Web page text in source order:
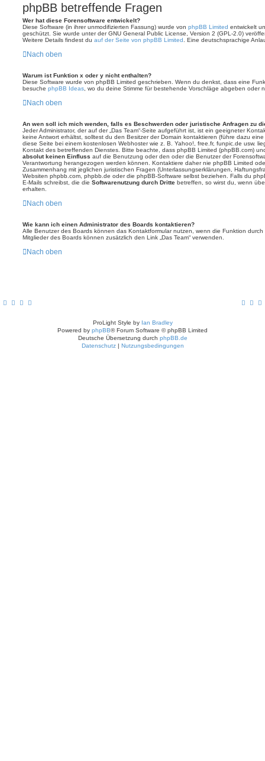
phpBB betreffende Fragen
Wer hat diese Forensoftware entwickelt?
Diese Software (in ihrer unmodifizierten Fassung) wurde von phpBB Limited entwickelt
geschützt. Sie wurde unter der GNU General Public License, Version 2 (GPL-2.0)
Weitere Details findest du auf der Seite von phpBB Limited . Eine deutschsprachige
Nach oben
Warum ist Funktion x oder y nicht enthalten?
Diese Software wurde von phpBB Limited geschrieben. Wenn du denkst, dass eine
besuche phpBB Ideas , wo du deine Stimme für bestehende Vorschläge abgeben oder
Nach oben
An wen soll ich mich wenden, falls es Beschwerden oder juristische Anfragen zu
Jeder Administrator, der auf der „Das Team“-Seite aufgeführt ist, ist ein geeigneter
keine Antwort erhältst, solltest du den Besitzer der Domain kontaktieren (führe dazu eine
diese Seite bei einem kostenlosen Webhoster wie z. B. Yahoo!, free.fr, funpic.de usw.
Kontakt des betreffenden Dienstes. Bitte beachte, dass phpBB Limited (phpBB.com)
absolut keinen Einfluss auf die Benutzung oder den oder die Benutzer der
Verantwortung herangezogen werden können. Kontaktiere daher nie phpBB Limited
Zusammenhang mit jeglichen juristischen Fragen (Unterlassungserklärungen,
Websiten phpbb.com, phpbb.de oder die phpBB-Software selbst beziehen. Falls du
E-Mails schreibst, die die Softwarenutzung durch Dritte betreffen, so wirst du, wenn
erhalten.
Nach oben
Wie kann ich einen Administrator des Boards kontaktieren?
Alle Benutzer des Boards können das Kontaktformular nutzen, wenn die Funktion
Mitglieder des Boards können zusätzlich den Link „Das Team“ verwenden.
Nach oben
ProLight Style by Ian Bradley
Powered by phpBB® Forum Software © phpBB Limited
Deutsche Übersetzung durch phpBB.de
Datenschutz| Nutzungsbedingungen